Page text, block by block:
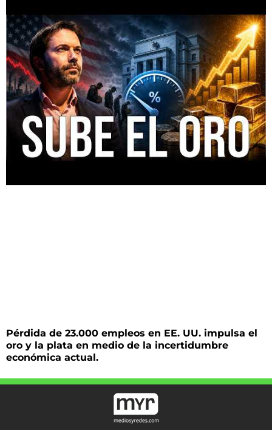
Pérdida de 23.000 empleos en EE. UU. impulsa el
oro y la plata en medio de la incertidumbre
económica actual.